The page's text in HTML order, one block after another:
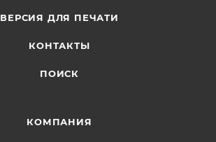
ВЕРСИЯ ДЛЯ ПЕЧАТИ
КОНТАКТЫ
ПОИСК
КОМПАНИЯ